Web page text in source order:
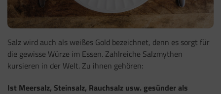
Salz wird auch als weißes Gold bezeichnet, denn es sorgt für
die gewisse Würze im Essen. Zahlreiche Salzmythen
kursieren in der Welt. Zu ihnen gehören:
Ist Meersalz, Steinsalz, Rauchsalz usw. gesünder als